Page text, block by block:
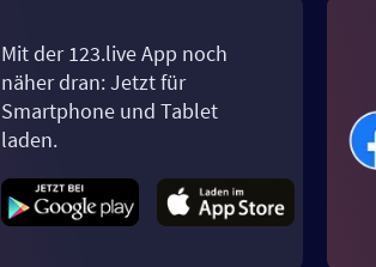
Mit der 123.live App noch
näher dran: Jetzt für
Smartphone und Tablet
laden.